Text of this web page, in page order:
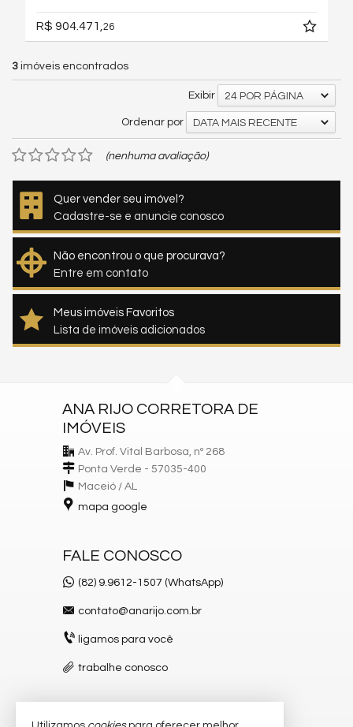
R$ 904.471, 26
3 imóveis encontrados
Exibir 24 POR PÁGINA
Ordenar por DATA MAIS RECENTE
(nenhuma avaliação)
Quer vender seu imóvel?
Cadastre-se e anuncie conosco
Não encontrou o que procurava?
Entre em contato
Meus imóveis Favoritos
Lista de imóveis adicionados
ANA RIJO CORRETORA DE
IMÓVEIS
Av. Prof. Vital Barbosa, nº 268
Ponta Verde - 57035-400
Maceió / AL
mapa google
FALE CONOSCO
(82) 9.9612-1507 (WhatsApp)
contato@anarijo.com.br
ligamos para você
trabalhe conosco